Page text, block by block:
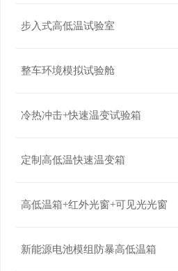
步入式高低温试验室
整车环境模拟试验舱
冷热冲击+快速温变试验箱
定制高低温快速温变箱
高低温箱+红外光窗+可见光光窗
新能源电池模组防暴高低温箱